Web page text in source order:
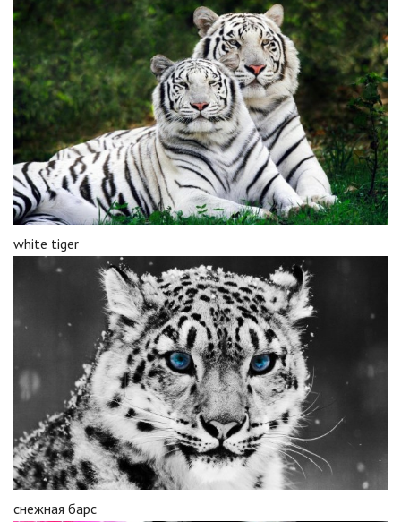
white tiger
снежная барс